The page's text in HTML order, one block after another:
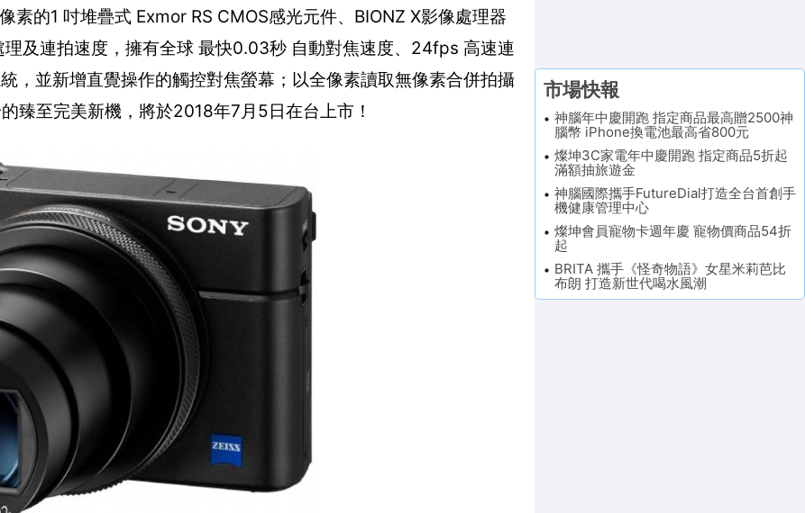
的1 吋堆疊式 Exmor RS CMOS感光元件、BIONZ X影像處理器
及連拍速度，擁有全球 最快0.03秒 自動對焦速度、24fps 高速連
，並新增直覺操作的觸控對焦螢幕；以全像素讀取無像素合併拍攝
臻至完美新機，將於2018年7月5日在台上市！
市場快報
神腦年中慶開跑 指定商品最高贈2500神
腦幣 iPhone換電池最高省800元
燦坤3C家電年中慶開跑 指定商品5折起
滿額抽旅遊金
神腦國際攜手FutureDial打造全台首創手
機健康管理中心
燦坤會員寵物卡週年慶 寵物價商品54折
起
BRITA 攜手《怪奇物語》女星米莉芭比
布朗 打造新世代喝水風潮